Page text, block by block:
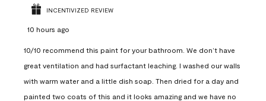
INCENTIVIZED REVIEW
10 hours ago
10/10 recommend this paint for your bathroom. We don’t have
great ventilation and had surfactant leaching. I washed our walls
with warm water and a little dish soap. Then dried for a day and
painted two coats of this and it looks amazing and we have no